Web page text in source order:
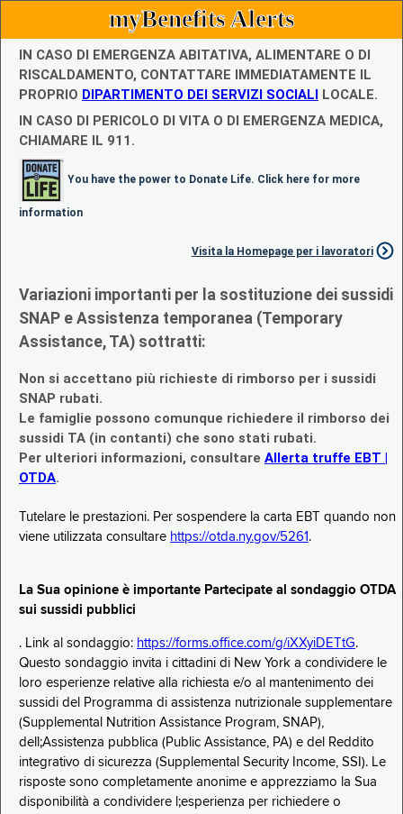
myBenefits Alerts
IN CASO DI EMERGENZA ABITATIVA, ALIMENTARE O DI
RISCALDAMENTO, CONTATTARE IMMEDIATAMENTE IL
PROPRIO DIPARTIMENTO DEI SERVIZI SOCIALI LOCALE.
IN CASO DI PERICOLO DI VITA O DI EMERGENZA MEDICA,
CHIAMARE IL 911.
You have the power to Donate Life. Click here for more
information
Visita la Homepage per i lavoratori
Variazioni importanti per la sostituzione dei sussidi
SNAP e Assistenza temporanea (Temporary
Assistance, TA) sottratti:
Non si accettano più richieste di rimborso per i sussidi
SNAP rubati.
Le famiglie possono comunque richiedere il rimborso dei
sussidi TA (in contanti) che sono stati rubati.
Per ulteriori informazioni, consultare Allerta truffe EBT |
OTDA.
Tutelare le prestazioni. Per sospendere la carta EBT quando non
viene utilizzata consultare https://otda.ny.gov/5261 .
La Sua opinione è importante Partecipate al sondaggio OTDA
sui sussidi pubblici
. Link al sondaggio: https://forms.office.com/g/iXXyiDETtG.
Questo sondaggio invita i cittadini di New York a condividere le
loro esperienze relative alla richiesta e/o al mantenimento dei
sussidi del Programma di assistenza nutrizionale supplementare
(Supplemental Nutrition Assistance Program, SNAP),
dell;Assistenza pubblica (Public Assistance, PA) e del Reddito
integrativo di sicurezza (Supplemental Security Income, SSI). Le
risposte sono completamente anonime e apprezziamo la Sua
disponibilità a condividere l;esperienza per richiedere o